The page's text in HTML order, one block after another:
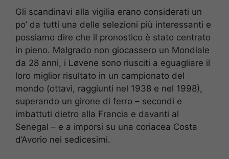
Gli scandinavi alla vigilia erano considerati un
po’ da tutti una delle selezioni più interessanti e
possiamo dire che il pronostico è stato centrato
in pieno. Malgrado non giocassero un Mondiale
da 28 anni, i Løvene sono riusciti a eguagliare il
loro miglior risultato in un campionato del
mondo (ottavi, raggiunti nel 1938 e nel 1998),
superando un girone di ferro – secondi e
imbattuti dietro alla Francia e davanti al
Senegal – e a imporsi su una coriacea Costa
d’Avorio nei sedicesimi.